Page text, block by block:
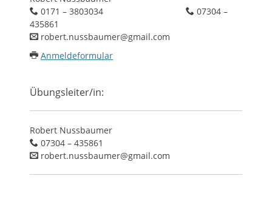
0171 – 3803034
07304 –
435861
robert.nussbaumer@gmail.com
Anmeldeformular
Übungsleiter/in:
Robert Nussbaumer
07304 – 435861
robert.nussbaumer@gmail.com